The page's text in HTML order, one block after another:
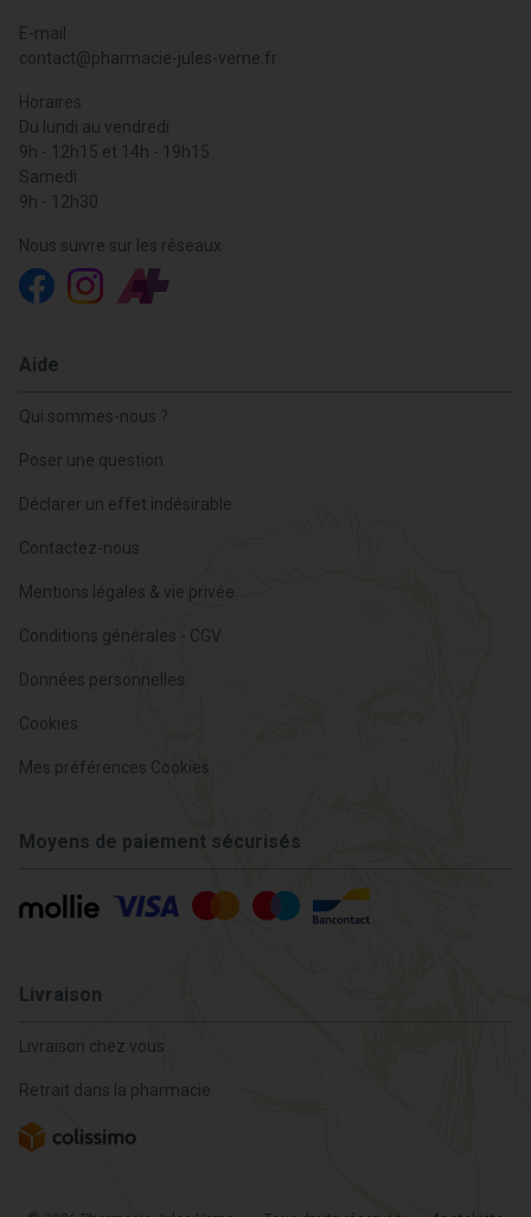
E-mail
contact@pharmacie-jules-verne.fr
Horaires
Du lundi au vendredi
9h - 12h15 et 14h - 19h15
Samedi
9h - 12h30
Nous suivre sur les réseaux
Aide
Qui sommes-nous ?
Poser une question
Déclarer un effet indésirable
Contactez-nous
Mentions légales & vie privée
Conditions générales - CGV
Données personnelles
Cookies
Mes préférences Cookies
Moyens de paiement sécurisés
Livraison
Livraison chez vous
Retrait dans la pharmacie